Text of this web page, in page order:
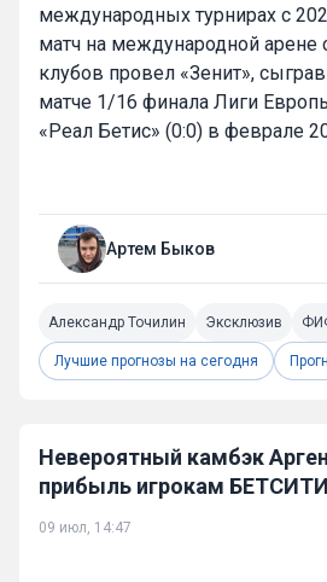
международных турнирах с
матч на международной арене
клубов провел «Зенит»,
матче 1/16 финала Лиги
«Реал Бетис» (0:0) в феврале
Артем Быков
Александр Точилин Эксклюзив
Лучшие прогнозы на сегодня
Невероятный камбэк
прибыль игрокам БЕТСИТИ
09 июл, 14:47